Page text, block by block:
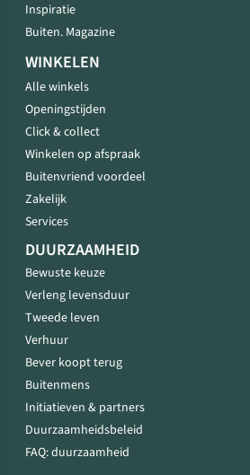
Inspiratie
Buiten. Magazine
WINKELEN
Alle winkels
Openingstijden
Click & collect
Winkelen op afspraak
Buitenvriend voordeel
Zakelijk
Services
DUURZAAMHEID
Bewuste keuze
Verleng levensduur
Tweede leven
Verhuur
Bever koopt terug
Buitenmens
Initiatieven & partners
Duurzaamheidsbeleid
FAQ: duurzaamheid